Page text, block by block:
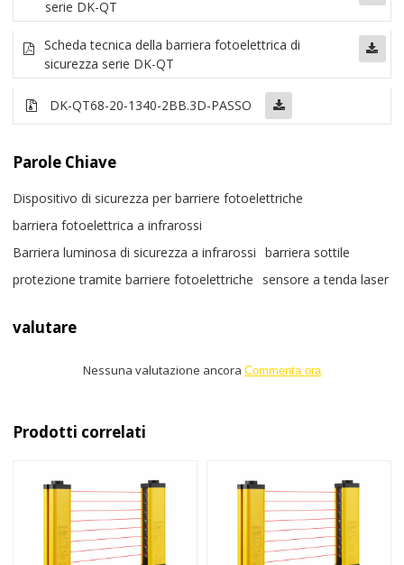
serie DK-QT
Scheda tecnica della barriera fotoelettrica di
sicurezza serie DK-QT
DK-QT68-20-1340-2BB.3D-PASSO
Parole Chiave
Dispositivo di sicurezza per barriere fotoelettriche
barriera fotoelettrica a infrarossi
Barriera luminosa di sicurezza a infrarossi
barriera sottile
protezione tramite barriere fotoelettriche
sensore a tenda laser
valutare
Nessuna valutazione ancora Commenta ora
Prodotti correlati